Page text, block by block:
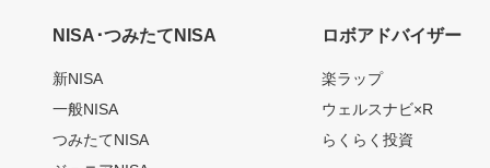
NISA･つみたてNISA
新NISA
一般NISA
つみたてNISA
ロボアドバイザー
楽ラップ
ウェルスナビ×R
らくらく投資